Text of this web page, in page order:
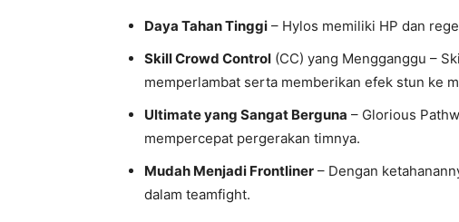
Daya Tahan Tinggi – Hylos memiliki HP dan
Skill Crowd Control (CC) yang Mengganggu –
memperlambat serta memberikan efek stun ke
Ultimate yang Sangat Berguna – Glorious
mempercepat pergerakan timnya.
Mudah Menjadi Frontliner – Dengan
dalam teamfight.